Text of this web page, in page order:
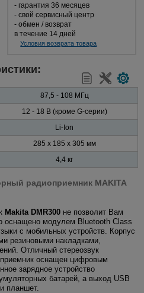
- гарантия 36 месяцев
- свой сервисный центр
- обмен / возврат
в течение 14 дней
Условия возврата товара
87,5 - 108 МГц
12 - 18 В (кроме G-серии)
Li-Ion
285 x 185 x 305 мм
4,4 кг
радиоприемник MAKITA
Makita DMR300 не позволит Вам
оснащено модулем Bluetooth Class
с мобильных устройств. Корпус
резиновыми накладками,
Отличный стереозвук
оснащен цифровым
зарядное устройство
батарей, а выход USB
планшет.